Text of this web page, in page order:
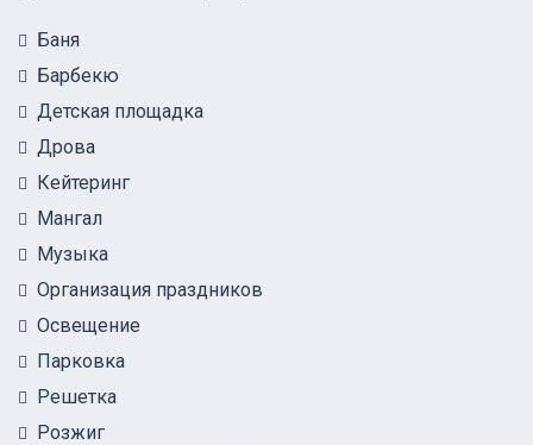
Баня
Барбекю
Детская площадка
Дрова
Кейтеринг
Мангал
Музыка
Организация праздников
Освещение
Парковка
Решетка
Розжиг